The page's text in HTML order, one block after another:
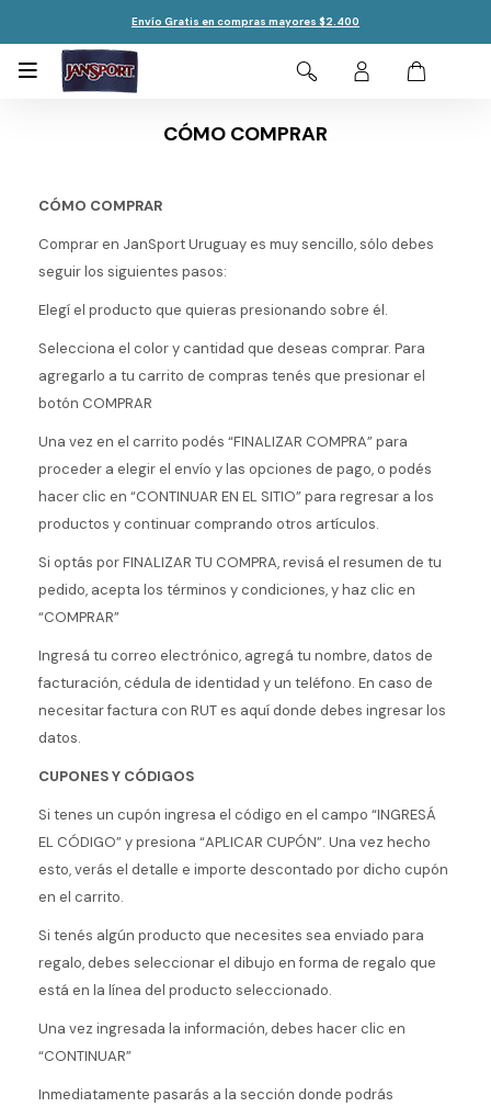
Envío Gratis en compras mayores $2.400

CÓMO COMPRAR
CÓMO COMPRAR
Comprar en JanSport Uruguay es muy sencillo, sólo debes
seguir los siguientes pasos:
Elegí el producto que quieras presionando sobre él.
Selecciona el color y cantidad que deseas comprar. Para
agregarlo a tu carrito de compras tenés que presionar el
botón COMPRAR
Una vez en el carrito podés “FINALIZAR COMPRA” para
proceder a elegir el envío y las opciones de pago, o podés
hacer clic en “CONTINUAR EN EL SITIO” para regresar a los
productos y continuar comprando otros artículos.
Si optás por FINALIZAR TU COMPRA, revisá el resumen de tu
pedido, acepta los términos y condiciones, y haz clic en
“COMPRAR”
Ingresá tu correo electrónico, agregá tu nombre, datos de
facturación, cédula de identidad y un teléfono. En caso de
necesitar factura con RUT es aquí donde debes ingresar los
datos.
CUPONES Y CÓDIGOS
Si tenes un cupón ingresa el código en el campo “INGRESÁ
EL CÓDIGO” y presiona “APLICAR CUPÓN”. Una vez hecho
esto, verás el detalle e importe descontado por dicho cupón
en el carrito.
Si tenés algún producto que necesites sea enviado para
regalo, debes seleccionar el dibujo en forma de regalo que
está en la línea del producto seleccionado.
Una vez ingresada la información, debes hacer clic en
“CONTINUAR”
Inmediatamente pasarás a la sección donde podrás